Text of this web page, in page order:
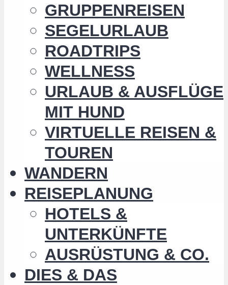
GRUPPENREISEN
SEGELURLAUB
ROADTRIPS
WELLNESS
URLAUB & AUSFLÜGE
MIT HUND
VIRTUELLE REISEN &
TOUREN
WANDERN
REISEPLANUNG
HOTELS &
UNTERKÜNFTE
AUSRÜSTUNG & CO.
DIES & DAS